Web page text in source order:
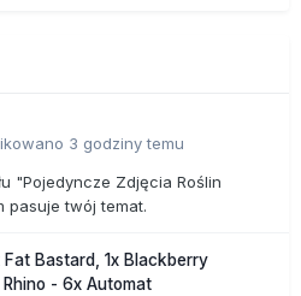
3 godziny temu
"Pojedyncze Zdjęcia Roślin
pasuje twój temat.
Fat Bastard, 1x Blackberry
- 6x Automat